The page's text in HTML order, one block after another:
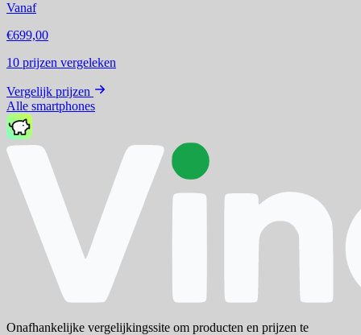
Vanaf
€699,00
10 prijzen vergeleken
Vergelijk prijzen
Alle smartphones
Onafhankelijke vergelijkingssite om producten en prijzen te